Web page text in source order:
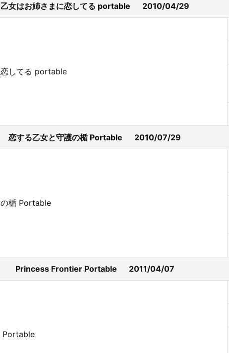
乙女はお姉さまに恋してる portable 2010/04/29
恋する乙女と守護の楯 Portable 2010/07/29
Princess Frontier Portable 2011/04/07